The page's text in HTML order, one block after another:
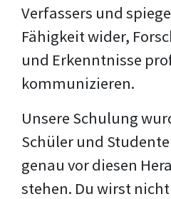
Verfassers und
Fähigkeit wider,
und Erkenntnisse
kommunizieren.
Unsere Schulung
Schüler und
genau vor diesen
stehen. Du wirst